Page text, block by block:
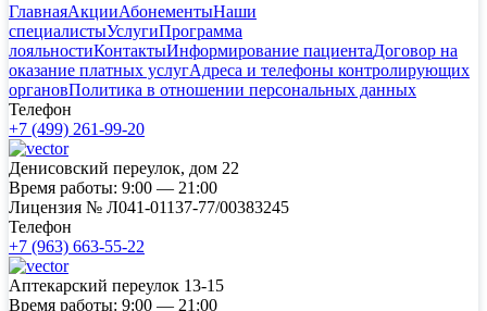
ГлавнаяАкцииАбонементыНаши
специалистыУслугиПрограмма
лояльностиКонтактыИнформирование пациентаДоговор на
оказание платных услугАдреса и телефоны контролирующих
органовПолитика в отношении персональных данных
Телефон
+7 (499) 261-99-20
Денисовский переулок, дом 22
Время работы: 9:00 — 21:00
Лицензия № Л041-01137-77/00383245
Телефон
+7 (963) 663-55-22
Аптекарский переулок 13-15
Время работы: 9:00 — 21:00